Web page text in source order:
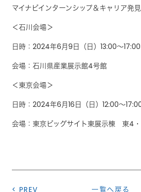
マイナビインターンシップ＆キャリア発
＜石川会場＞
日時：2024年6月9日（日）13:00～17:00
会場：石川県産業展示館4号館
＜東京会場＞
日時：2024年6月16日（日）12:00～
会場：東京ビッグサイト東展示棟 東4
< PREV 一覧へ戻る